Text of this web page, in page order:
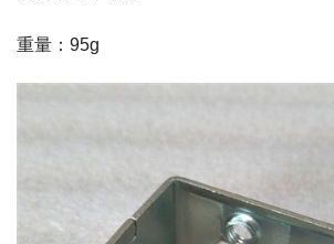
重量：95g